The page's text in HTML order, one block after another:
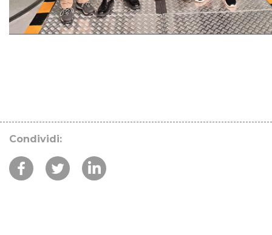
Condividi: